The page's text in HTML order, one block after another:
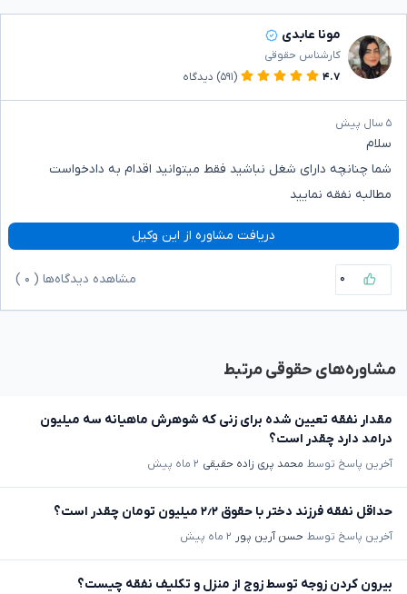
مونا عابدی
کارشناس حقوقی
۴.۷
(۵۹۱) دیدگاه
۵ سال پیش
سلام
شما چنانچه دارای شغل نباشید فقط میتوانید اقدام به دادخواست
مطالبه نفقه نمایید
دریافت مشاوره از این وکیل
۰ مشاهده دیدگاه‌ها ( ۰
مشاوره‌های حقوقی مرتبط
مقدار نفقه تعیین شده برای زنی که شوهرش ماهیانه سه میلیون
درامد دارد چقدر است؟
آخرین پاسخ توسط محمد پری زاده حقیقی ۲ ماه پیش
حداقل نفقه فرزند دختر با حقوق ۲٫۲ میلیون تومان چقدر است؟
آخرین پاسخ توسط حسن آرین پور ۲ ماه پیش
بیرون کردن زوجه توسط زوج از منزل و تکلیف نفقه چیست؟